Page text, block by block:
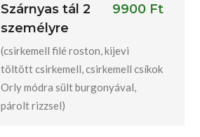
Szárnyas tál 2
személyre
9900 Ft
(csirkemell filé roston, kijevi
töltött csirkemell, csirkemell csíkok
Orly módra sült burgonyával,
párolt rizzsel)